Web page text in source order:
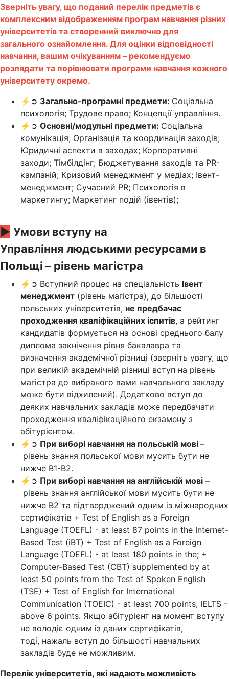
Зверніть увагу, що поданий перелік предметів є
комплексним відображенням програм навчання різних
університетів та створенний виключно для
загального ознайомлення. Для оцінки відповідності
навчання, вашим очікуванням – рекомендуємо
розлядати та порівнювати програми навчання кожного
університету окремо.
⚡➲ Загально-програмні предмети: Соціальна
психологія; Трудове право; Концепції управління.
⚡➲ Основні/модульні предмети: Соціальна
комунікація; Організація та координація заходів;
Юридичні аспекти в заходах; Корпоративні
заходи; Тімбілдінг; Бюджетування заходів та PR-
кампаній; Кризовий менеджмент у медіах; Івент-
менеджмент; Сучасний PR; Психологія в
маркетингу; Маркетинг подій (івентів);
► Умови вступу на
Управління людськими ресурсами в
Польщі – рівень магістра
⚡➲ Вступний процес на спеціальність Івент
менеджмент (рівень магістра), до більшості
польських університетів, не предбачає
проходження кваліфікаційних іспитів, а рейтинг
кандидатів формується на основі среднього балу
диплома закнічення рівня бакалавра та
визначення академічної різниці (зверніть увагу, що
при великій академічній різниці вступ на рівень
магістра до вибраного вами навчального закладу
може бути відхилений). Додатково вступ до
деяких навчальних закладів може передбачати
проходження кваліфікаційного екзамену з
абітурієнтом.
⚡➲ При виборі навчання на польській мові –
рівень знання польської мови мусить бути не
нижче В1-В2.
⚡➲ При виборі навчання на англійській мові –
рівень знання англійської мови мусить бути не
нижче В2 та підтверджений одним із міжнародних
сертифікатів + Test of English as a Foreign
Language (TOEFL) - at least 87 points in the Internet-
Based Test (iBT) + Test of English as a Foreign
Language (TOEFL) - at least 180 points in the; +
Computer-Based Test (CBT) supplemented by at
least 50 points from the Test of Spoken English
(TSE) + Test of English for International
Communication (TOEIC) - at least 700 points; IELTS -
above 6 points. Якщо абітурієнт на момент вступу
не володіє одним із даних сертифікатів,
тоді, нажаль вступ до більшості навчальних
закладів буде не можливим.
Перелік університетів, які надають можливість